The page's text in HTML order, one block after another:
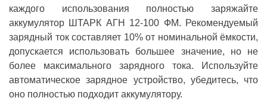
каждого использования полностью заряжайте
аккумулятор ШТАРК АГН 12-100 ФМ. Рекомендуемый
зарядный ток составляет 10% от номинальной ёмкости,
допускается использовать большее значение, но не
более максимального зарядного тока. Используйте
автоматическое зарядное устройство, убедитесь, что
оно полностью подходит аккумулятору.